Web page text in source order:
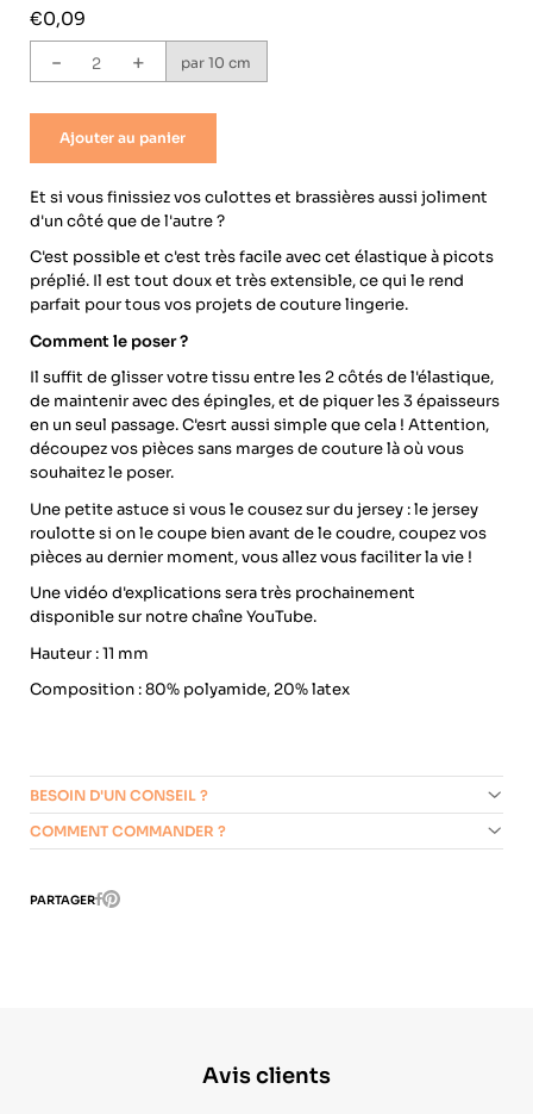
€0,09
- + par 10 cm
Ajouter au panier
Et si vous finissiez vos culottes et brassières aussi joliment
d'un côté que de l'autre ?
C'est possible et c'est très facile avec cet élastique à picots
préplié. Il est tout doux et très extensible, ce qui le rend
parfait pour tous vos projets de couture lingerie.
Comment le poser ?
Il suffit de glisser votre tissu entre les 2 côtés de l'élastique,
de maintenir avec des épingles, et de piquer les 3 épaisseurs
en un seul passage. C'esrt aussi simple que cela ! Attention,
découpez vos pièces sans marges de couture là où vous
souhaitez le poser.
Une petite astuce si vous le cousez sur du jersey : le jersey
roulotte si on le coupe bien avant de le coudre, coupez vos
pièces au dernier moment, vous allez vous faciliter la vie !
Une vidéo d'explications sera très prochainement
disponible sur notre chaîne YouTube.
Hauteur : 11 mm
Composition : 80% polyamide, 20% latex
BESOIN D'UN CONSEIL ?
COMMENT COMMANDER ?
PARTAGERFacebook
Pinterest
Avis clients